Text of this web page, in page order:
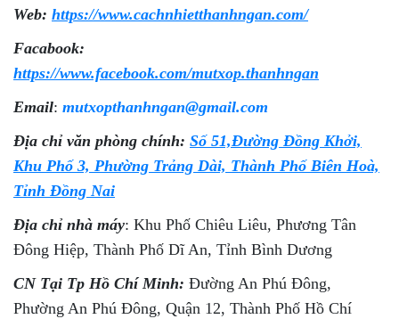
Web: https://www.cachnhietthanhngan.com/
Facabook:
https://www.facebook.com/mutxop.thanhngan
Email: mutxopthanhngan@gmail.com
Địa chỉ văn phòng chính: Số 51,Đường Đồng Khởi,
Khu Phố 3, Phường Trảng Dài, Thành Phố Biên Hoà,
Tỉnh Đồng Nai
Địa chỉ nhà máy: Khu Phố Chiêu Liêu, Phương Tân
Đông Hiệp, Thành Phố Dĩ An, Tỉnh Bình Dương
CN Tại Tp Hồ Chí Minh: Đường An Phú Đông,
Phường An Phú Đông, Quận 12, Thành Phố Hồ Chí